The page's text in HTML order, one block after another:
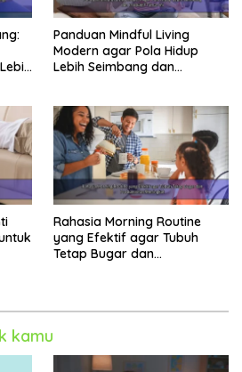
Panduan Mindful Living
Modern agar Pola Hidup
Lebih Seimbang dan
Rahasia Morning Routine
yang Efektif agar Tubuh
Tetap Bugar dan
kamu